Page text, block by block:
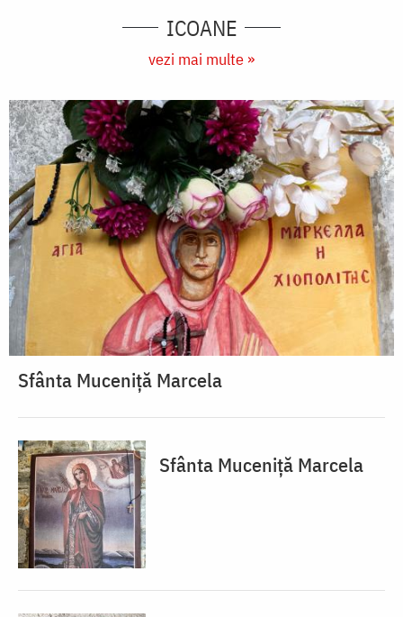
ICOANE
vezi mai multe »
Sfânta Muceniță Marcela
Sfânta Muceniță Marcela